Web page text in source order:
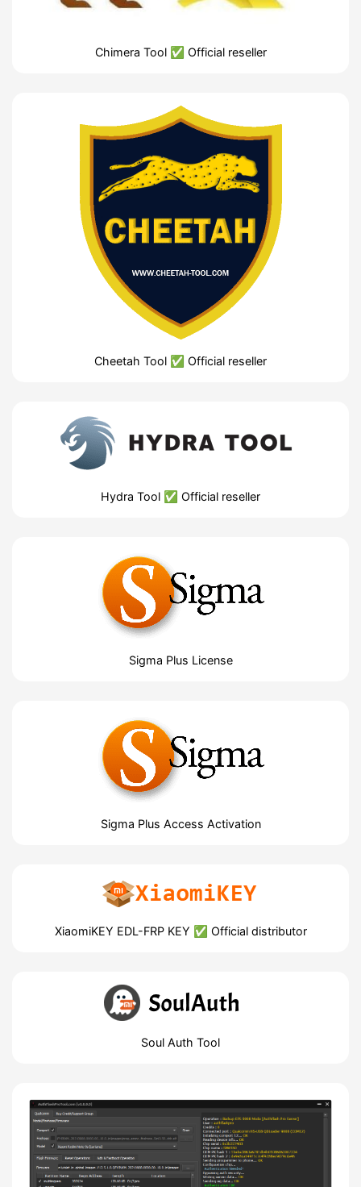
Chimera Tool ✅ Official reseller
Cheetah Tool ✅ Official reseller
Hydra Tool ✅ Official reseller
Sigma Plus License
Sigma Plus Access Activation
XiaomiKEY EDL-FRP KEY ✅ Official distributor
Soul Auth Tool